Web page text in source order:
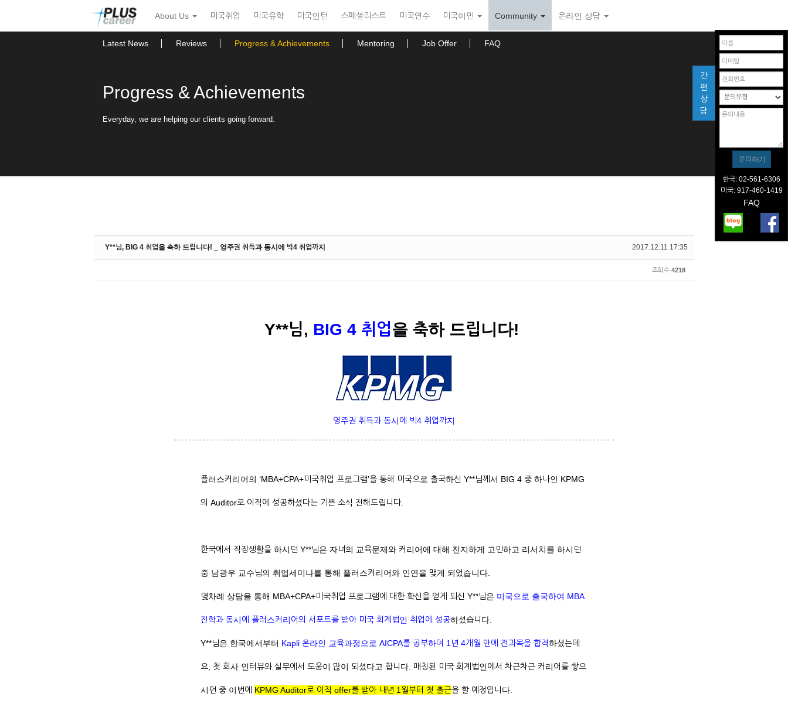
뉴
토
About Us 미국취업 미국유학 미국인턴 스페셜리스트 미국연수 미국이민 Community 온라인 상담
Latest News Reviews Progress & Achievements Mentoring Job Offer FAQ
Progress & Achievements
Everyday, we are helping our clients going forward.
2017.12.11 17:35
Y**님, BIG 4 취업을 축하 드립니다! _ 영주권 취득과 동시에 빅4 취업까지
조회 수 4218
Y**님, BIG 4 취업을 축하 드립니다!
영주권 취득과 동시에 빅4 취업까지
플러스커리어의 ‘MBA+CPA+미국취업 프로그램’을 통해 미국으로 출국하신 Y**님께서 BIG 4 중 하나인 KPMG
의 Auditor로 이직에 성공하셨다는 기쁜 소식 전해드립니다.
한국에서 직장생활을 하시던 Y**님은 자녀의 교육문제와 커리어에 대해 진지하게 고민하고 리서치를 하시던
중 남광우 교수님의 취업세미나를 통해 플러스커리어와 인연을 맺게 되었습니다.
몇차례 상담을 통해 MBA+CPA+미국취업 프로그램에 대한 확신을 얻게 되신 Y**님은 미국으로 출국하여 MBA
진학과 동시에 플러스커리어의 서포트를 받아 미국 회계법인 취업에 성공하셨습니다.
Y**님은 한국에서부터 Kapli 온라인 교육과정으로 AICPA를 공부하며 1년 4개월 만에 전과목을 합격하셨는데
요, 첫 회사 인터뷰와 실무에서 도움이 많이 되셨다고 합니다. 매칭된 미국 회계법인에서 차근차근 커리어를 쌓으
시던 중 이번에 KPMG Auditor로 이직 offer를 받아 내년 1월부터 첫 출근을 할 예정입니다.
간
편
상
담
한국: 02-561-6306
미국: 917-460-1419
FAQ